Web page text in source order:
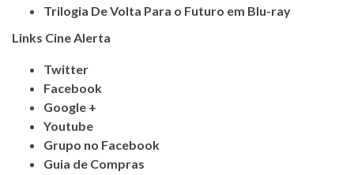
Trilogia De Volta Para o Futuro em Blu-ray
Links Cine Alerta
Twitter
Facebook
Google +
Youtube
Grupo no Facebook
Guia de Compras